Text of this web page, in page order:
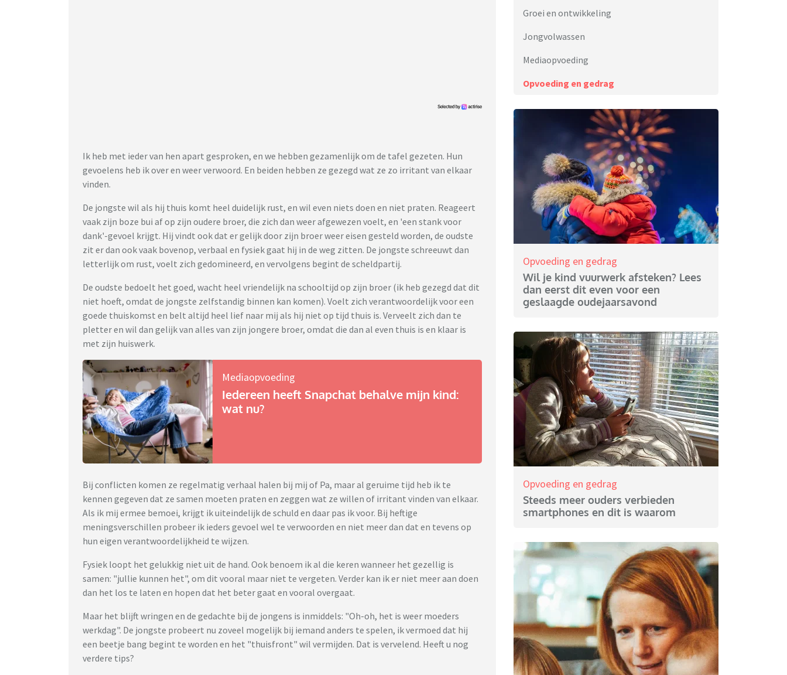
Ik heb met ieder van hen apart gesproken, en we hebben gezamenlijk om de tafel gezeten. Hun
gevoelens heb ik over en weer verwoord. En beiden hebben ze gezegd wat ze zo irritant van elkaar
vinden.
De jongste wil als hij thuis komt heel duidelijk rust, en wil even niets doen en niet praten. Reageert
vaak zijn boze bui af op zijn oudere broer, die zich dan weer afgewezen voelt, en 'een stank voor
dank'-gevoel krijgt. Hij vindt ook dat er gelijk door zijn broer weer eisen gesteld worden, de oudste
zit er dan ook vaak bovenop, verbaal en fysiek gaat hij in de weg zitten. De jongste schreeuwt dan
letterlijk om rust, voelt zich gedomineerd, en vervolgens begint de scheldpartij.
De oudste bedoelt het goed, wacht heel vriendelijk na schooltijd op zijn broer (ik heb gezegd dat dit
niet hoeft, omdat de jongste zelfstandig binnen kan komen). Voelt zich verantwoordelijk voor een
goede thuiskomst en belt altijd heel lief naar mij als hij niet op tijd thuis is. Verveelt zich dan te
pletter en wil dan gelijk van alles van zijn jongere broer, omdat die dan al even thuis is en klaar is
met zijn huiswerk.
Mediaopvoeding
Iedereen heeft Snapchat behalve mijn kind:
wat nu?
Bij conflicten komen ze regelmatig verhaal halen bij mij of Pa, maar al geruime tijd heb ik te
kennen gegeven dat ze samen moeten praten en zeggen wat ze willen of irritant vinden van elkaar.
Als ik mij ermee bemoei, krijgt ik uiteindelijk de schuld en daar pas ik voor. Bij heftige
meningsverschillen probeer ik ieders gevoel wel te verwoorden en niet meer dan dat en tevens op
hun eigen verantwoordelijkheid te wijzen.
Fysiek loopt het gelukkig niet uit de hand. Ook benoem ik al die keren wanneer het gezellig is
samen: "jullie kunnen het", om dit vooral maar niet te vergeten. Verder kan ik er niet meer aan doen
dan het los te laten en hopen dat het beter gaat en vooral overgaat.
Maar het blijft wringen en de gedachte bij de jongens is inmiddels: "Oh-oh, het is weer moeders
werkdag". De jongste probeert nu zoveel mogelijk bij iemand anders te spelen, ik vermoed dat hij
een beetje bang begint te worden en het "thuisfront" wil vermijden. Dat is vervelend. Heeft u nog
verdere tips?
Groei en ontwikkeling
Jongvolwassen
Mediaopvoeding
Opvoeding en gedrag
Opvoeding en gedrag
Wil je kind vuurwerk afsteken? Lees
dan eerst dit even voor een
geslaagde oudejaarsavond
Opvoeding en gedrag
Steeds meer ouders verbieden
smartphones en dit is waarom